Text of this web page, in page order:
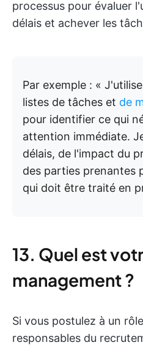
processus pour évaluer
délais et achever les
Par exemple : «
listes de tâches et de
pour identifier ce qui
attention immédiate.
délais, de l'impact du
des parties prenantes
qui doit être traité en
13. Quel est
management ?
Si vous postulez à un
responsables du